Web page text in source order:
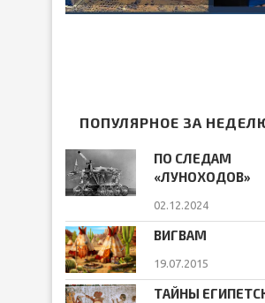
ПОПУЛЯРНОЕ ЗА
ПО СЛЕДАМ
«ЛУНОХОДОВ»
02.12.2024
ВИГВАМ
19.07.2015
ТАЙНЫ